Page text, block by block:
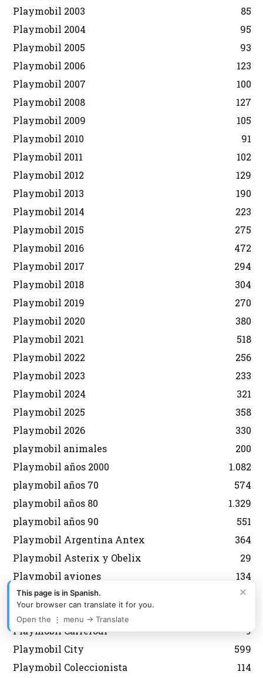
Playmobil 2003
85
Playmobil 2004
95
Playmobil 2005
93
Playmobil 2006
123
Playmobil 2007
100
Playmobil 2008
127
Playmobil 2009
105
Playmobil 2010
91
Playmobil 2011
102
Playmobil 2012
129
Playmobil 2013
190
Playmobil 2014
223
Playmobil 2015
275
Playmobil 2016
472
Playmobil 2017
294
Playmobil 2018
304
Playmobil 2019
270
Playmobil 2020
380
Playmobil 2021
518
Playmobil 2022
256
Playmobil 2023
233
Playmobil 2024
321
Playmobil 2025
358
Playmobil 2026
330
playmobil animales
200
Playmobil años 2000
1.082
playmobil años 70
574
playmobil años 80
1.329
playmobil años 90
551
Playmobil Argentina Antex
364
Playmobil Asterix y Obelix
29
Playmobil aviones
134
Playmobil Belen
92
Playmobil Carrefour
9
Playmobil City
599
Playmobil Coleccionista
114
×
This page is in Spanish.
Your browser can translate it for you.
Open the ⋮ menu → Translate